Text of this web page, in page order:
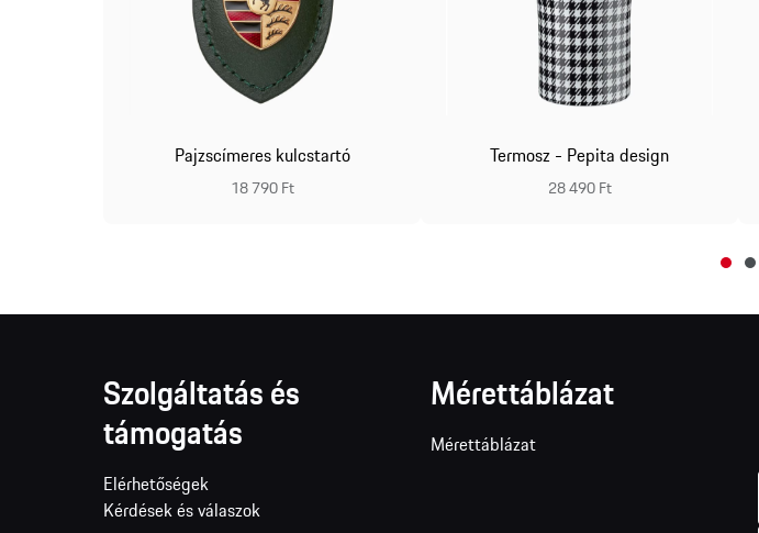
Pajzscímeres kulcstartó
18 790 Ft
Termosz - Pepita design
28 490 Ft
Szolgáltatás és
támogatás
Elérhetőségek
Kérdések és válaszok
Mérettáblázat
Mérettáblázat